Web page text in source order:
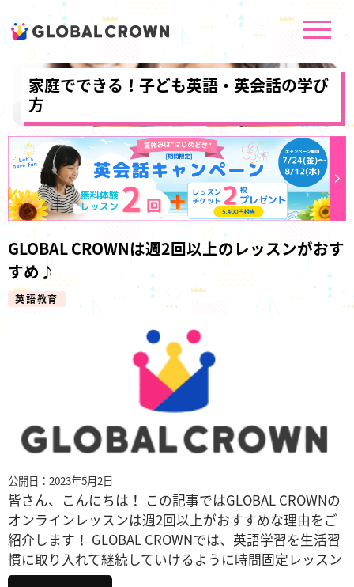
家庭でできる！子ども英語・英会話の学び
方
GLOBAL CROWNは週2回以上のレッスンがおす
すめ♪
英語教育
公開日：2023年5月2日
皆さん、こんにちは！ この記事ではGLOBAL CROWNの
オンラインレッスンは週2回以上がおすすめな理由をご
紹介します！ GLOBAL CROWNでは、英語学習を生活習
慣に取り入れて継続していけるように時間固定レッスン